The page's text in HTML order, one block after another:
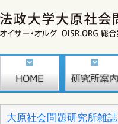
大原社会問題研究所雑誌